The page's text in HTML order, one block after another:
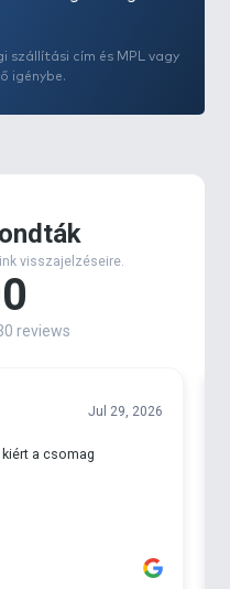
ezt is a rettegett
szállítási cím és MPL vagy
igénybe.